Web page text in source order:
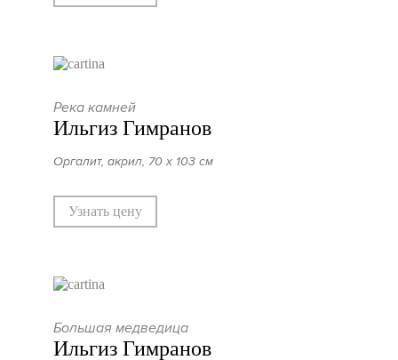
Река камней
Ильгиз Гимранов
Оргалит, акрил, 70 х 103 см
Узнать цену
Большая медведица
Ильгиз Гимранов